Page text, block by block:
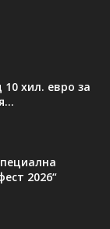
хил. евро за
2026“